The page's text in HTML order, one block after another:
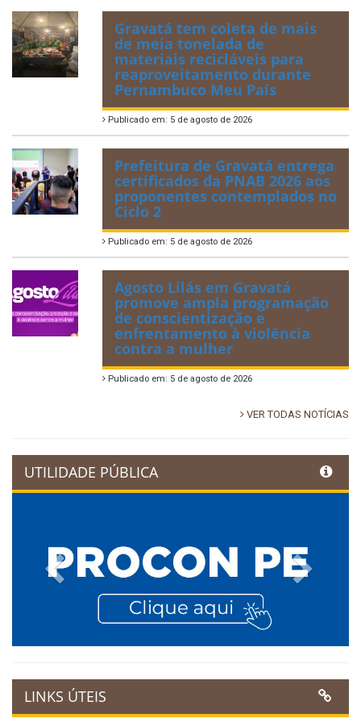
Gravatá tem coleta de mais
de meia tonelada de
materiais recicláveis para
reaproveitamento durante
Pernambuco Meu País
Publicado em: 5 de agosto de 2026
Prefeitura de Gravatá entrega
certificados da PNAB 2026 aos
proponentes contemplados no
Ciclo 2
Publicado em: 5 de agosto de 2026
Agosto Lilás em Gravatá
promove ampla programação
de conscientização e
enfrentamento à violência
contra a mulher
Publicado em: 5 de agosto de 2026
VER TODAS NOTÍCIAS
UTILIDADE PÚBLICA
Previous
LINKS ÚTEIS